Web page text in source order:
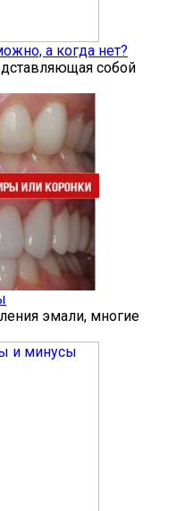
а когда нет?
собой
эмали, многие